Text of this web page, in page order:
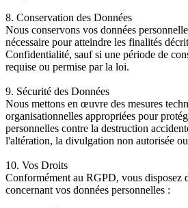
8. Conservation des Données
Nous conservons vos données
nécessaire pour atteindre les finalités
Confidentialité, sauf si une période de
requise ou permise par la loi.
9. Sécurité des Données
Nous mettons en œuvre des mesures
organisationnelles appropriées pour
personnelles contre la destruction
l'altération, la divulgation non autorisée
10. Vos Droits
Conformément au RGPD, vous disposez
concernant vos données personnelles :